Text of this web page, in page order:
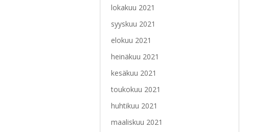
lokakuu 2021
syyskuu 2021
elokuu 2021
heinäkuu 2021
kesäkuu 2021
toukokuu 2021
huhtikuu 2021
maaliskuu 2021